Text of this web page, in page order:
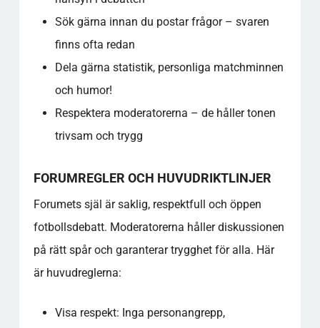
Sök gärna innan du postar frågor – svaren
finns ofta redan
Dela gärna statistik, personliga matchminnen
och humor!
Respektera moderatorerna – de håller tonen
trivsam och trygg
FORUMREGLER OCH HUVUDRIKTLINJER
Forumets själ är saklig, respektfull och öppen
fotbollsdebatt. Moderatorerna håller diskussionen
på rätt spår och garanterar trygghet för alla. Här
är huvudreglerna:
Visa respekt: Inga personangrepp,